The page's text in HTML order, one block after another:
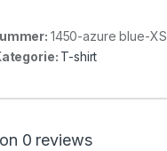
1450-azure blue-XS
T-shirt
0 reviews